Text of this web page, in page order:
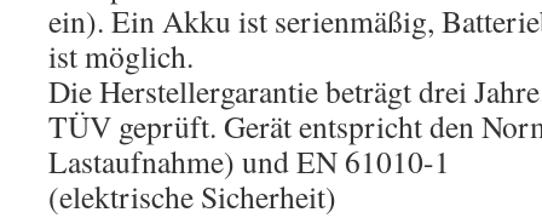
ein). Ein Akku ist serienmäßig,
ist möglich.
Die Herstellergarantie beträgt drei
TÜV geprüft. Gerät entspricht den
Lastaufnahme) und EN 61010-1
(elektrische Sicherheit)